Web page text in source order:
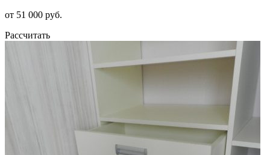
от 51 000 руб.
Рассчитать